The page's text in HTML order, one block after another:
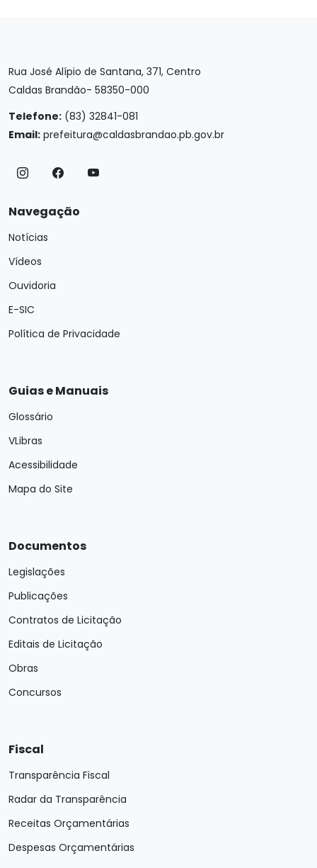
Rua José Alípio de Santana, 371, Centro
Caldas Brandão- 58350-000
Telefone: (83) 32841-081
Email: prefeitura@caldasbrandao.pb.gov.br
Navegação
Notícias
Vídeos
Ouvidoria
E-SIC
Política de Privacidade
Guias e Manuais
Glossário
VLibras
Acessibilidade
Mapa do Site
Documentos
Legislações
Publicações
Contratos de Licitação
Editais de Licitação
Obras
Concursos
Fiscal
Transparência Fiscal
Radar da Transparência
Receitas Orçamentárias
Despesas Orçamentárias